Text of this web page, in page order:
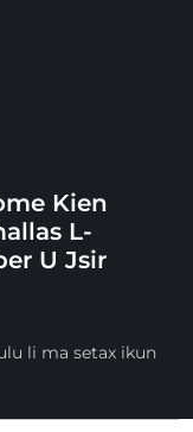
Kien
L-
U Jsir
li ma setax ikun